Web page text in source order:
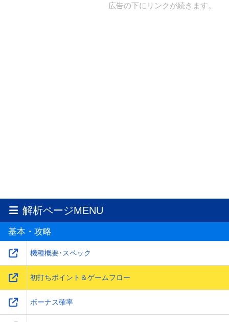
広告の下にリンクが続きます。
解析ページMENU
基本・攻略
機種概要･スペック
初打ちポイント＆ゲームフロー
ボーナス確率